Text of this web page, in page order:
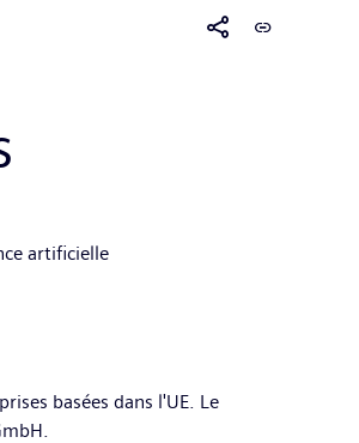
artificielle
basées dans l'UE. Le